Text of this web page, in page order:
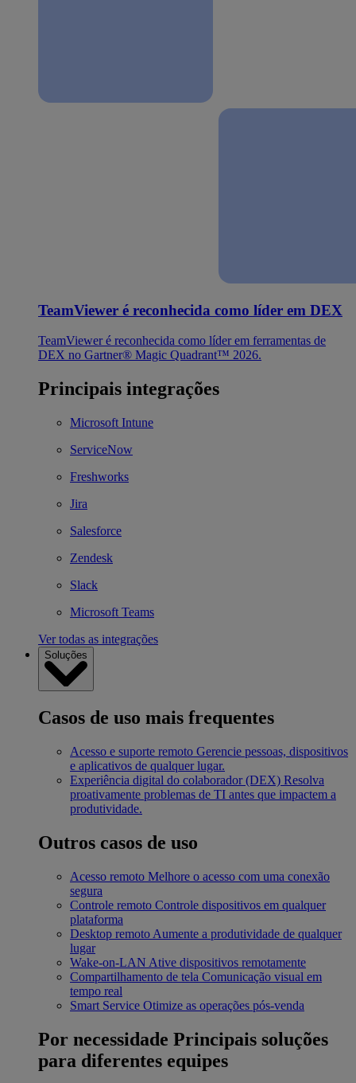
TeamViewer é reconhecida como líder em DEX
TeamViewer é reconhecida como líder em ferramentas de
DEX no Gartner® Magic Quadrant™ 2026.
Principais integrações
Microsoft Intune
ServiceNow
Freshworks
Jira
Salesforce
Zendesk
Slack
Microsoft Teams
Ver todas as integrações
Soluções
Casos de uso mais frequentes
Acesso e suporte remoto Gerencie pessoas, dispositivos
e aplicativos de qualquer lugar.
Experiência digital do colaborador (DEX) Resolva
proativamente problemas de TI antes que impactem a
produtividade.
Outros casos de uso
Acesso remoto Melhore o acesso com uma conexão
segura
Controle remoto Controle dispositivos em qualquer
plataforma
Desktop remoto Aumente a produtividade de qualquer
lugar
Wake-on-LAN Ative dispositivos remotamente
Compartilhamento de tela Comunicação visual em
tempo real
Smart Service Otimize as operações pós-venda
Por necessidade Principais soluções
para diferentes equipes